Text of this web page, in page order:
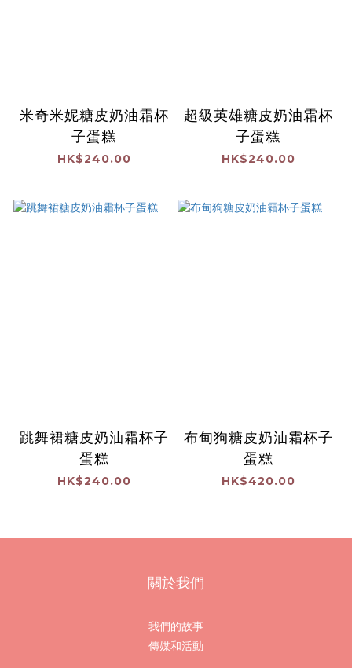
米奇米妮糖皮奶油霜杯
子蛋糕
HK$240.00
超級英雄糖皮奶油霜杯
子蛋糕
HK$240.00
跳舞裙糖皮奶油霜杯子
蛋糕
HK$240.00
布甸狗糖皮奶油霜杯子
蛋糕
HK$420.00
關於我們
我們的故事
傳媒和活動